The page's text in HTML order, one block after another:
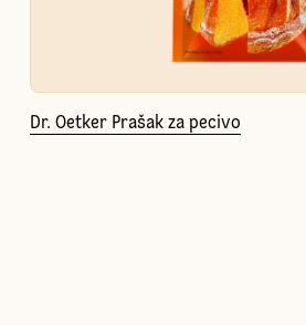
Dr. Oetker Prašak za pecivo